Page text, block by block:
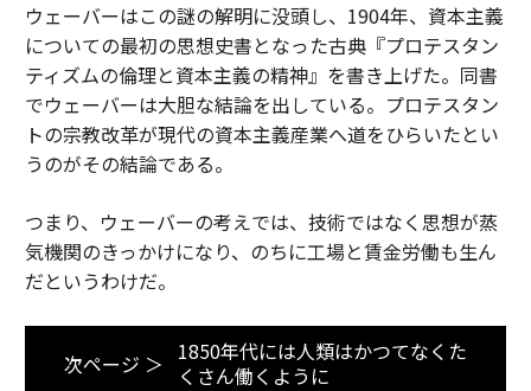
ウェーバーはこの謎の解明に没頭し、1904年、資本主義
についての最初の思想史書となった古典『プロテスタン
ティズムの倫理と資本主義の精神』を書き上げた。同書
でウェーバーは大胆な結論を出している。プロテスタン
トの宗教改革が現代の資本主義産業へ道をひらいたとい
うのがその結論である。
つまり、ウェーバーの考えでは、技術ではなく思想が蒸
気機関のきっかけになり、のちに工場と賃金労働も生ん
だというわけだ。
次ページ ＞
1850年代には人類はかつてなくた
くさん働くように